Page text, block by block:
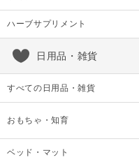
ハーブサプリメント
日用品・雑貨
すべての日用品・雑貨
おもちゃ・知育
ベッド・マット